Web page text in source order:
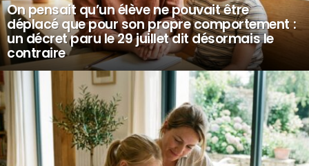
On pensait qu’un élève ne pouvait être
déplacé que pour son propre comportement :
un décret paru le 29 juillet dit désormais le
contraire